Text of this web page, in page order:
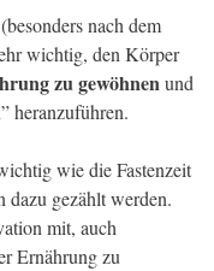
nach dem
wichtig, den Körper
zu gewöhnenund
heranzuführen.
wie die Fastenzeit
dazu gezählt werden.
mit, auch
Ernährung zu